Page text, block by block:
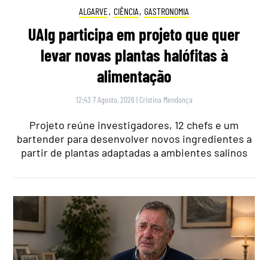
ALGARVE, CIÊNCIA, GASTRONOMIA
UAlg participa em projeto que quer
levar novas plantas halófitas à
alimentação
12:43 7 Agosto, 2026 | Cristina Mendonça
Projeto reúne investigadores, 12 chefs e um
bartender para desenvolver novos ingredientes a
partir de plantas adaptadas a ambientes salinos